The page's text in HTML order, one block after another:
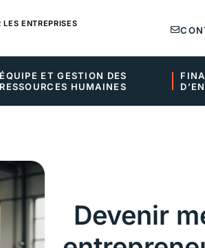
ENTREPRISES
ÉQUIPE ET GESTION DES
RESSOURCES HUMAINES
Devenir